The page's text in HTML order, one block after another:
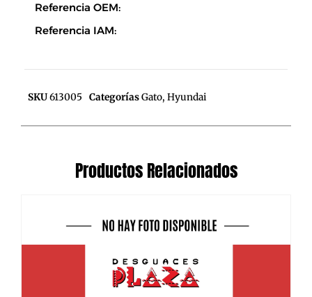
Referencia OEM:
Referencia IAM:
SKU613005 CategoríasGato, Hyundai
Productos Relacionados